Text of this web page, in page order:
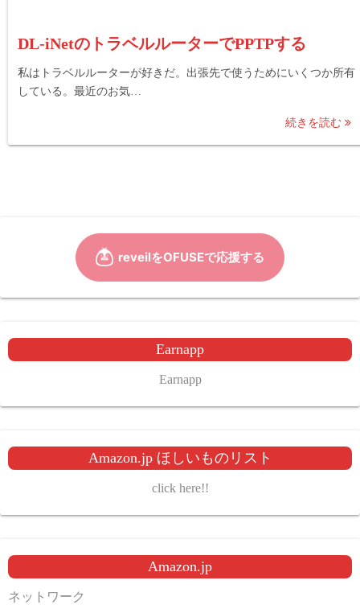
DL-iNetのトラベルルーターでPPTPする
私はトラベルルーターが好きだ。出張先で使うためにいくつか所有
している。最近のお気…
続きを読む
Earnapp
Earnapp
Amazon.jp ほしいものリスト
click here!!
Amazon.jp
ネットワーク